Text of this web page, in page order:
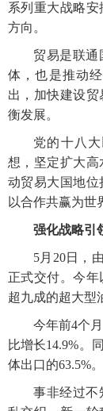
系列重大战略
方向。
贸易是联通
体，也是推动
出，加快建设
衡发展。
党的十八
想，坚定扩大
动贸易大国地位
以合作共赢为世
强化战略引
5月20日，
正式交付。今
超九成的超大型
今年前4个
比增长14.9%。
体出口的63.5%。
事非经过不